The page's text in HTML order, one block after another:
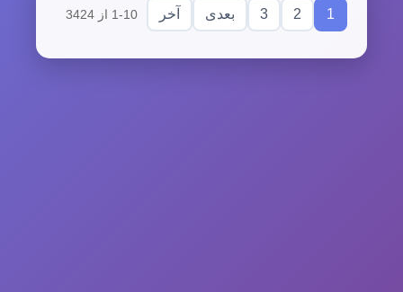
1
2
3 بعدی آخر 1-10 از 3424